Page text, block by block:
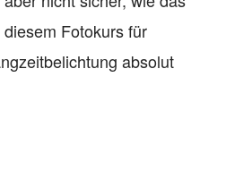
Fotokurs für
absolut